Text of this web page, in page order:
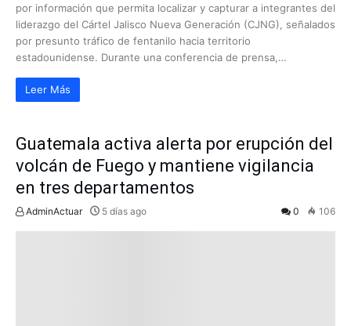
por información que permita localizar y capturar a integrantes del
liderazgo del Cártel Jalisco Nueva Generación (CJNG), señalados
por presunto tráfico de fentanilo hacia territorio
estadounidense. Durante una conferencia de prensa,…
Leer Más
Guatemala activa alerta por erupción del
volcán de Fuego y mantiene vigilancia
en tres departamentos
AdminActuar 5 días ago 0 106